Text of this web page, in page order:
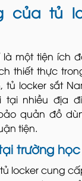
của tủ
là một tiện ích
thiết thực
tủ locker sắt
tại nhiều địa
quản đồ
tiện.
trường học
locker cung